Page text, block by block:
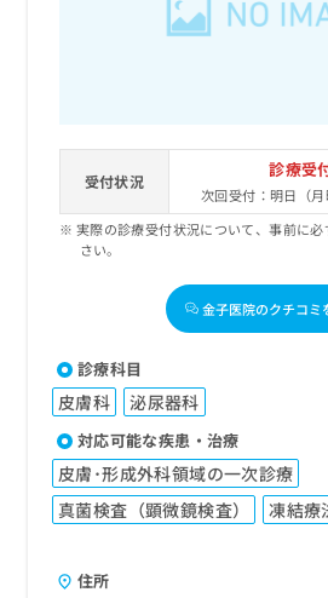
受付状況
診療受
次回受付：明日（
実際の診療受付状況について、事前に
さい。
金子医院のクチコミ
診療科目
皮膚科 泌尿器科
対応可能な疾患・治療
皮膚･形成外科領域の一次診療
真菌検査（顕微鏡検査）
凍結療
住所